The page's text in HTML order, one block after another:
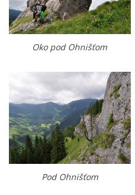
Oko pod Ohnišťom
Pod Ohnišťom